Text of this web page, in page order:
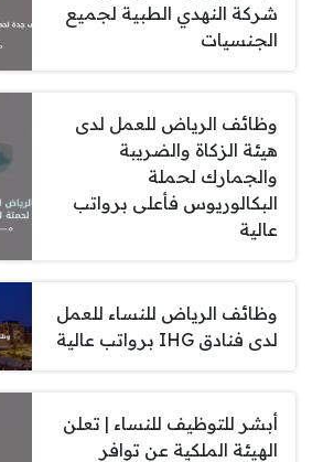
شركة النهدي الطبية لجميع
الجنسيات
وظائف الرياض للعمل لدى
هيئة الزكاة والضريبة
والجمارك لحملة
البكالوريوس فأعلى برواتب
عالية
وظائف الرياض للنساء للعمل
لدى فنادق IHG برواتب عالية
أبشر للتوظيف للنساء | تعلن
الهيئة الملكية عن توافر